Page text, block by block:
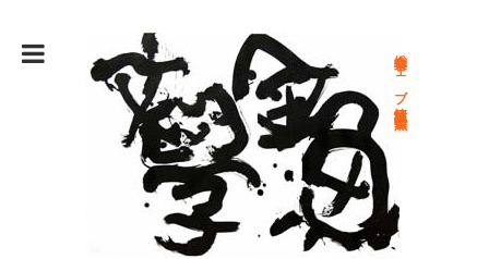
総合文学ウェブ情報誌 文学金魚